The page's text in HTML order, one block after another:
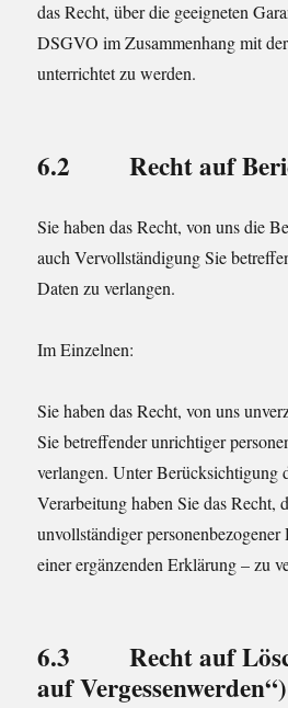
das Recht, über die geeigneten
DSGVO im Zusammenhang mit
unterrichtet zu werden.
6.2 Recht auf
Sie haben das Recht, von uns die
auch Vervollständigung Sie
Daten zu verlangen.
Im Einzelnen:
Sie haben das Recht, von uns
Sie betreffender unrichtiger
verlangen. Unter Berücksichtigung
Verarbeitung haben Sie das Recht,
unvollständiger
einer ergänzenden Erklärung – zu
6.3 Recht auf
auf Vergessenwerden“)